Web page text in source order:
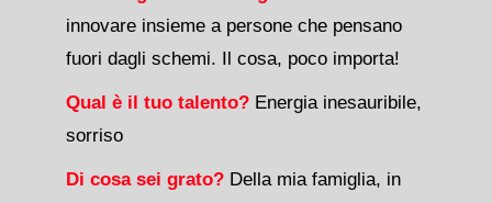
innovare insieme a persone che pensano
fuori dagli schemi. Il cosa, poco importa!
Qual è il tuo talento?Energia inesauribile,
sorriso
Di cosa sei grato?Della mia famiglia, in